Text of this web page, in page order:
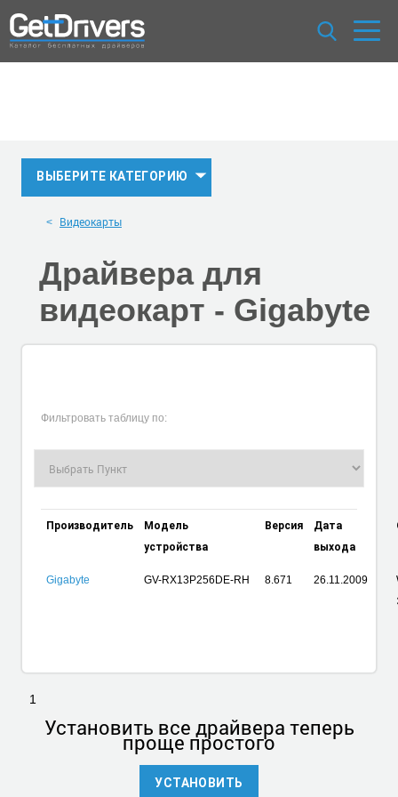
ВЫБЕРИТЕ КАТЕГОРИЮ
Видеокарты
Драйвера для
видеокарт - Gigabyte
Фильтровать таблицу по:
Производитель
Модель
устройства
Версия
Дата
выхода
Gigabyte GV-RX13P256DE-RH 8.671 26.11.2009
1
Установить все драйвера теперь
проще простого
УСТАНОВИТЬ